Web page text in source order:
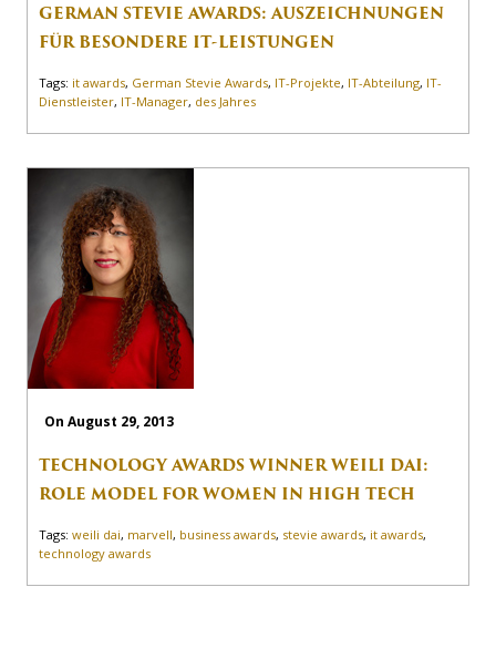
GERMAN STEVIE AWARDS: AUSZEICHNUNGEN
FÜR BESONDERE IT-LEISTUNGEN
Tags: it awards, German Stevie Awards, IT-Projekte, IT-Abteilung, IT-
Dienstleister, IT-Manager, des Jahres
On August 29, 2013
TECHNOLOGY AWARDS WINNER WEILI DAI:
ROLE MODEL FOR WOMEN IN HIGH TECH
Tags: weili dai, marvell, business awards, stevie awards, it awards,
technology awards